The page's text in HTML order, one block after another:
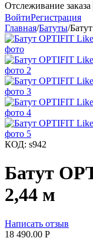
Отслеживание заказа
ВойтиРегистрация
Главная/Батуты/
КОД: s942
Батут
2,44 м
Написать отзыв
18 490.00 Р